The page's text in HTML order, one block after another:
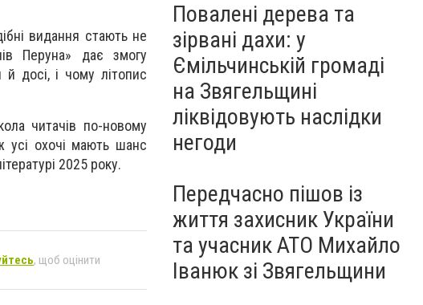
видання стають не
Перуна» дає змогу
досі, і чому літопис
читачів по-новому
усі охочі мають шанс
2025 року.
, щоб оцінити
Повалені дерева та
зірвані дахи: у
Ємільчинській громаді
на Звягельщині
ліквідовують наслідки
негоди
Передчасно пішов із
життя захисник України
та учасник АТО Михайло
Іванюк зі Звягельщини